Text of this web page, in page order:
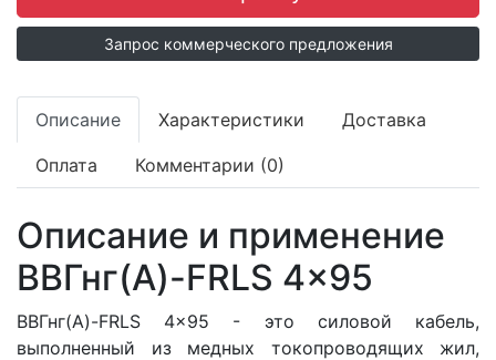
Запрос коммерческого предложения
Описание Характеристики Доставка
Оплата Комментарии (0)
Описание и применение
ВВГнг(A)-FRLS 4x95
ВВГнг(A)-FRLS 4x95 - это силовой кабель,
выполненный из медных токопроводящих жил,